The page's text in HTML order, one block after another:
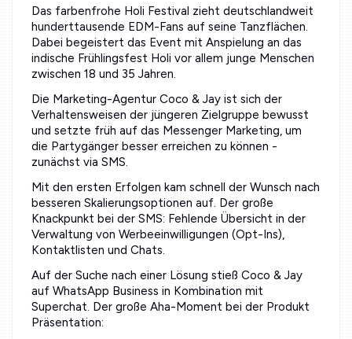
Das farbenfrohe Holi Festival zieht deutschlandweit
hunderttausende EDM-Fans auf seine Tanzflächen.
Dabei begeistert das Event mit Anspielung an das
indische Frühlingsfest Holi vor allem junge Menschen
zwischen 18 und 35 Jahren.
Die Marketing-Agentur Coco & Jay ist sich der
Verhaltensweisen der jüngeren Zielgruppe bewusst
und setzte früh auf das Messenger Marketing, um
die Partygänger besser erreichen zu können -
zunächst via SMS.
Mit den ersten Erfolgen kam schnell der Wunsch nach
besseren Skalierungsoptionen auf. Der große
Knackpunkt bei der SMS: Fehlende Übersicht in der
Verwaltung von Werbeeinwilligungen (Opt-Ins),
Kontaktlisten und Chats.
Auf der Suche nach einer Lösung stieß Coco & Jay
auf WhatsApp Business in Kombination mit
Superchat. Der große Aha-Moment bei der Produkt
Präsentation: